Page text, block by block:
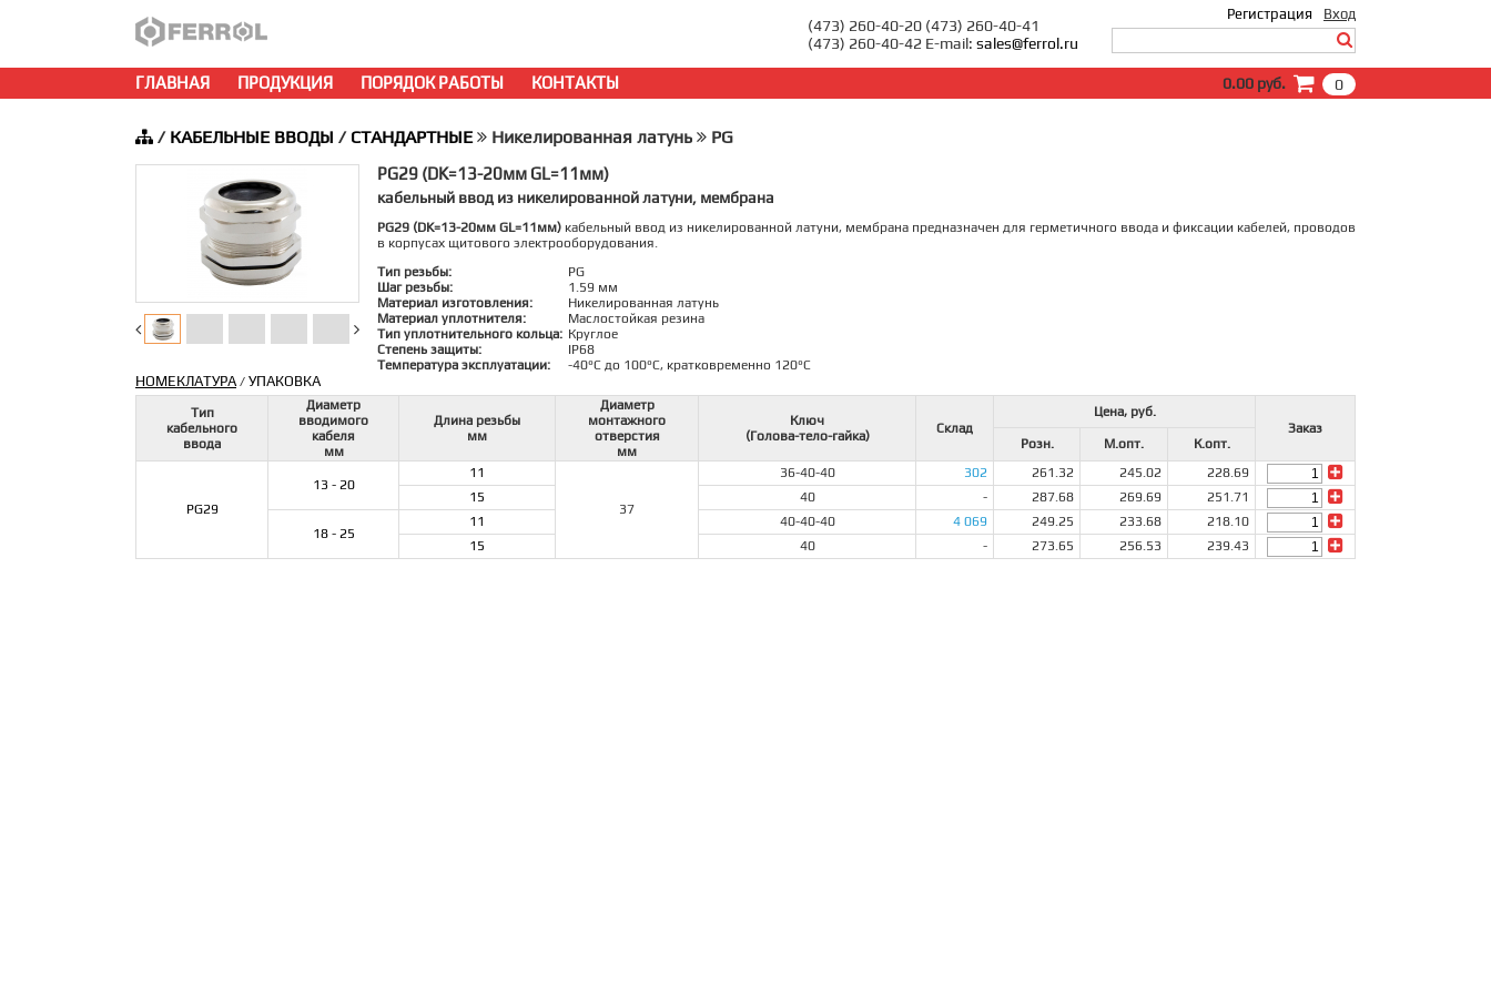
Вход
Регистрация
(473) 260-40-20 (473) 260-40-41
(473) 260-40-42 E-mail: sales@ferrol.ru
ГЛАВНАЯ ПРОДУКЦИЯ ПОРЯДОК РАБОТЫ КОНТАКТЫ 0
0.00 руб.
/ КАБЕЛЬНЫЕ ВВОДЫ / СТАНДАРТНЫЕ Никелированная латунь PG
PG29 (DK=13-20мм GL=11мм)
кабельный ввод из никелированной латуни, мембрана
PG29 (DK=13-20мм GL=11мм) кабельный ввод из никелированной латуни, мембрана предназначен для герметичного ввода и фиксации кабелей, проводов
в корпусах щитового электрооборудования.
Тип резьбы:
PG
Шаг резьбы:
1.59 мм
Материал изготовления:
Никелированная латунь
Материал уплотнителя:
Маслостойкая резина
Тип уплотнительного кольца: Круглое
Степень защиты:
IP68
Температура эксплуатации:
-40°C до 100°C, кратковременно 120°C
НОМЕКЛАТУРА/ УПАКОВКА
Тип
кабельного
ввода
Диаметр
вводимого
кабеля
мм
Длина резьбы
мм
Диаметр
монтажного
отверстия
мм
Ключ
(Голова-тело-гайка)
Склад
Цена, руб.
Заказ
Розн.
М.опт. К.опт.
PG29
13 - 20
11
37
36-40-40 302 261.32 245.02
228.69
15
40 - 287.68 269.69 251.71
18 - 25
11 40-40-40 4 069 249.25 233.68
218.10
15
40 - 273.65 256.53 239.43